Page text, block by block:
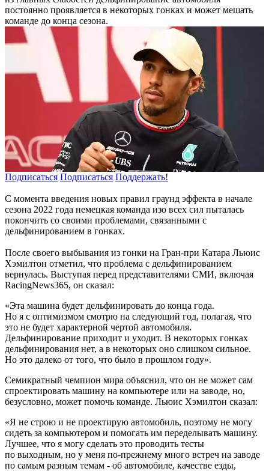
постоянно проявляется в некоторых гонках и может мешать
команде до конца сезона.
Подписаться Подписаться Поддержать!
С момента введения новых правил граунд эффекта в начале
сезона 2022 года немецкая команда изо всех сил пыталась
покончить со своими проблемами, связанными с
дельфинированием в гонках.
После своего выбывания из гонки на Гран-при Катара Льюис
Хэмилтон отметил, что проблема с дельфинированием
вернулась. Выступая перед представителями СМИ, включая
RacingNews365, он сказал:
«Эта машина будет дельфинировать до конца года.
Но я с оптимизмом смотрю на следующий год, полагая, что
это не будет характерной чертой автомобиля.
Дельфинирование приходит и уходит. В некоторых гонках
дельфинирования нет, а в некоторых оно слишком сильное.
Но это далеко от того, что было в прошлом году».
Семикратный чемпион мира объяснил, что он не может сам
спроектировать машину на компьютере или на заводе, но,
безусловно, может помочь команде. Льюис Хэмилтон сказал:
«Я не строю и не проектирую автомобиль, поэтому не могу
сидеть за компьютером и помогать им переделывать машину.
Лучшее, что я могу сделать это проводить тесты
по выходным, но у меня по-прежнему много встреч на заводе
по самым разным темам - об автомобиле, качестве езды,